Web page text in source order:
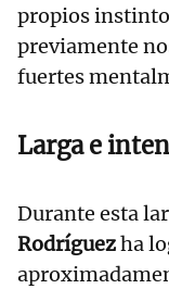
propios
previamente
fuertes
Larga e
Durante esta
Rodríguezha